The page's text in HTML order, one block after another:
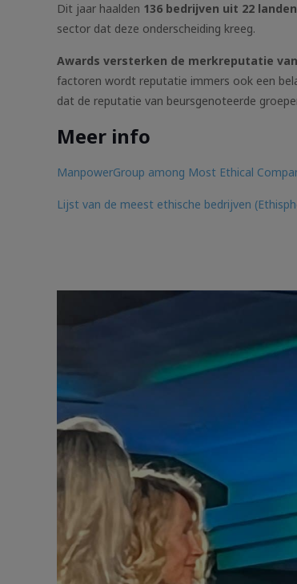
Dit jaar haalden 136 bedrijven uit 22
sector dat deze onderscheiding kreeg.
Awards versterken de merkreputatie
factoren wordt reputatie immers ook een
dat de reputatie van beursgenoteerde
Meer info
ManpowerGroup among Most Ethical
Lijst van de meest ethische bedrijven